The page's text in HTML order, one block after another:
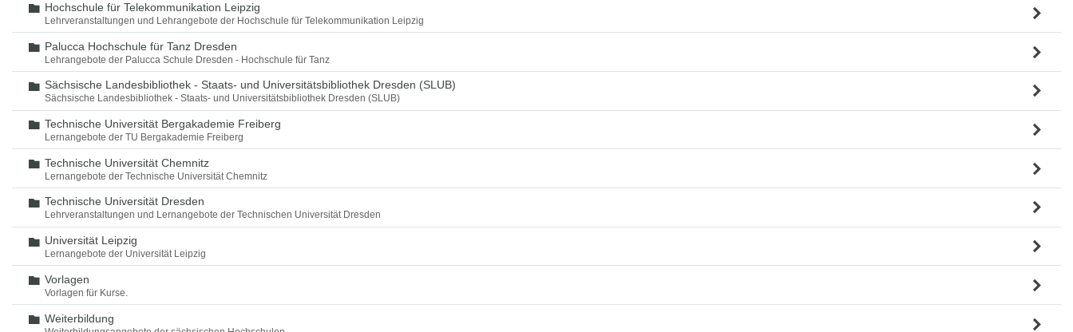
Ordner
Hochschule für Telekommunikation Leipzig
Lehrveranstaltungen und Lehrangebote der Hochschule für Telekommunikation Leipzig
Ordner
Palucca Hochschule für Tanz Dresden
Lehrangebote der Palucca Schule Dresden - Hochschule für Tanz
Ordner
Sächsische Landesbibliothek - Staats- und Universitätsbibliothek Dresden (SLUB)
Sächsische Landesbibliothek - Staats- und Universitätsbibliothek Dresden (SLUB)
Ordner
Technische Universität Bergakademie Freiberg
Lernangebote der TU Bergakademie Freiberg
Ordner
Technische Universität Chemnitz
Lernangebote der Technische Universität Chemnitz
Ordner
Technische Universität Dresden
Lehrveranstaltungen und Lernangebote der Technischen Universität Dresden
Ordner
Universität Leipzig
Lernangebote der Universität Leipzig
Ordner
Vorlagen
Vorlagen für Kurse.
Ordner
Weiterbildung